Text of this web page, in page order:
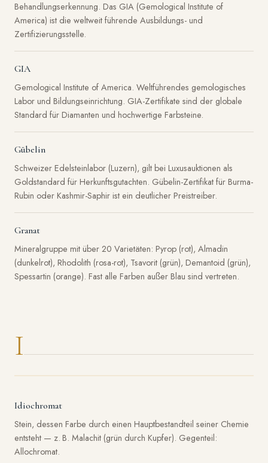
Behandlungserkennung. Das GIA (Gemological Institute of
America) ist die weltweit führende Ausbildungs- und
Zertifizierungsstelle.
GIA
Gemological Institute of America. Weltführendes gemologisches
Labor und Bildungseinrichtung. GIA-Zertifikate sind der globale
Standard für Diamanten und hochwertige Farbsteine.
Gübelin
Schweizer Edelsteinlabor (Luzern), gilt bei Luxusauktionen als
Goldstandard für Herkunftsgutachten. Gübelin-Zertifikat für Burma-
Rubin oder Kashmir-Saphir ist ein deutlicher Preistreiber.
Granat
Mineralgruppe mit über 20 Varietäten: Pyrop (rot), Almadin
(dunkelrot), Rhodolith (rosa-rot), Tsavorit (grün), Demantoid (grün),
Spessartin (orange). Fast alle Farben außer Blau sind vertreten.
I
Idiochromat
Stein, dessen Farbe durch einen Hauptbestandteil seiner Chemie
entsteht — z. B. Malachit (grün durch Kupfer). Gegenteil:
Allochromat.